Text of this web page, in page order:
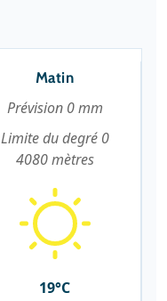
Matin
Prévision 0 mm
Limite du degré 0
4080 mètres
19°C